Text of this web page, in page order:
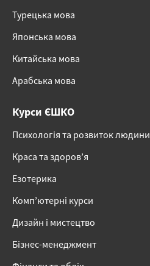
Турецька мова
Японська мова
Китайська мова
Арабська мова
Курси ЄШКО
Психологія та розвиток людини
Краса та здоров’я
Езотерика
Комп’ютерні курси
Дизайн і мистецтво
Бізнес-менеджмент